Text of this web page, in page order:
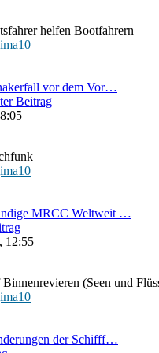
helfen Bootfahrern
vor dem Vor…
Beitrag
MRCC Weltweit …
12:55
(Seen und
der Schifff…